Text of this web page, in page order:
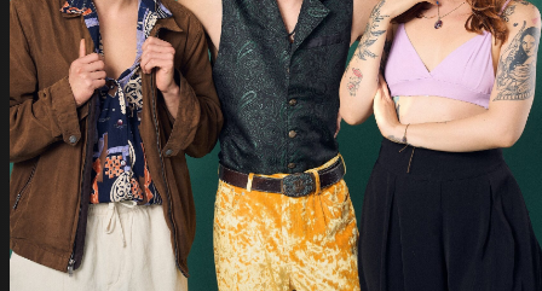
megalapítsa a BALTHVS-t. Zenésztársai Vanessa Muñoz
basszusgitáros és Santiago Lizcano dobos.
Noha a formáció csak 2020-ban alakult, máris négy nagylemezt
adtak ki – a negyedik
Harvestcímű albumukat tavaly nyáron
jelentették meg és ez volt az első olyan anyaguk, amelyet immáron
csapatként, egy kolumbiai farmon töltött időszak során vettek fel.
Alig öt év alatt a BALTHVS az indie szcéna egyik legélénkebb és
legizgalmasabb hangjává vált. Dalaik több mint 45 millió